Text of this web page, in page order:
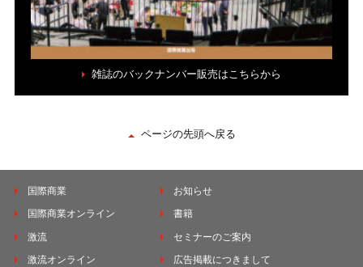
雑誌のバックナンバー販売はこちらから
ページの先頭へ戻る
国際商業
国際商業オンライン
激流
激流オンライン
お知らせ
書籍
セミナーのご案内
広告掲載につきまして